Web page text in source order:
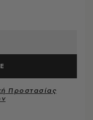
Προστασίας